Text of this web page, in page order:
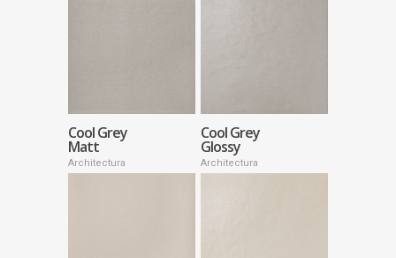
Cool Grey
Matt
Architectura
Cool Grey
Glossy
Architectura